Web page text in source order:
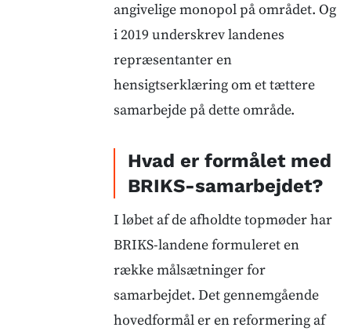
angivelige monopol på området. Og
i 2019 underskrev landenes
repræsentanter en
hensigtserklæring om et tættere
samarbejde på dette område.
Hvad er formålet med
BRIKS-samarbejdet?
I løbet af de afholdte topmøder har
BRIKS-landene formuleret en
række målsætninger for
samarbejdet. Det gennemgående
hovedformål er en reformering af